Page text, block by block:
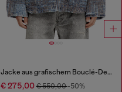
Jacke aus grafischem Bouclé-Denim
€ 275,00€ 550,00-50%